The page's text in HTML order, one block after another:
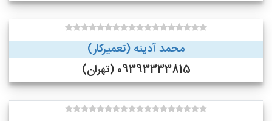
محمد آدینه (تعمیرکار)
09393333815 (تهران)